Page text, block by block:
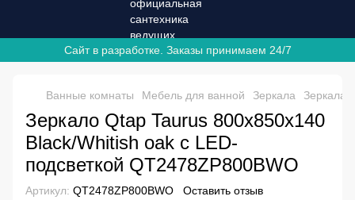
Сайт в разработке. Заказы принимаем 24/7
Ванные комнаты Мебель для ванной Зеркала
Зеркало Qtap Taurus 800х850х140
Black/Whitish oak с LED-
подсветкой QT2478ZP800BWO
Артикул: QT2478ZP800BWO Оставить отзыв